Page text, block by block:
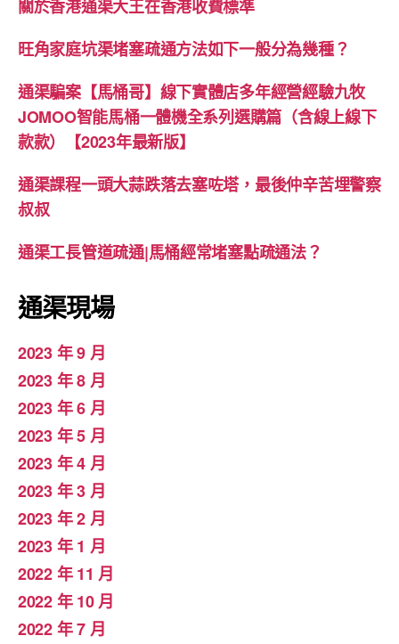
關於香港通渠大王在香港收費標準
旺角家庭坑渠堵塞疏通方法如下一般分為幾種？
通渠騙案【馬桶哥】線下實體店多年經營經驗九牧
JOMOO智能馬桶一體機全系列選購篇（含線上線下
款款）【2023年最新版】
通渠課程一頭大蒜跌落去塞咗塔，最後仲辛苦埋警察
叔叔
通渠工長管道疏通|馬桶經常堵塞點疏通法？
通渠現場
2023 年 9 月
2023 年 8 月
2023 年 6 月
2023 年 5 月
2023 年 4 月
2023 年 3 月
2023 年 2 月
2023 年 1 月
2022 年 11 月
2022 年 10 月
2022 年 7 月